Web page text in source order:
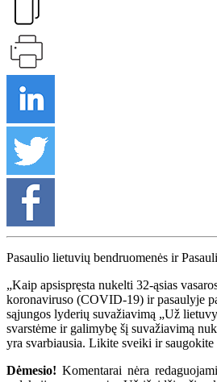
Pasaulio lietuvių bendruomenės ir
„Kaip apsispręsta nukelti 32-ąsias
koronaviruso (COVID-19) ir pasaulyje
sąjungos lyderių suvažiavimą „Už
svarstėme ir galimybę šį suvažiavimą
yra svarbiausia. Likite sveiki ir
Dėmesio! Komentarai nėra